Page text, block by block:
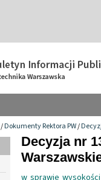
/Dokumenty Rektora PW/
Decyzja nr
w sprawie